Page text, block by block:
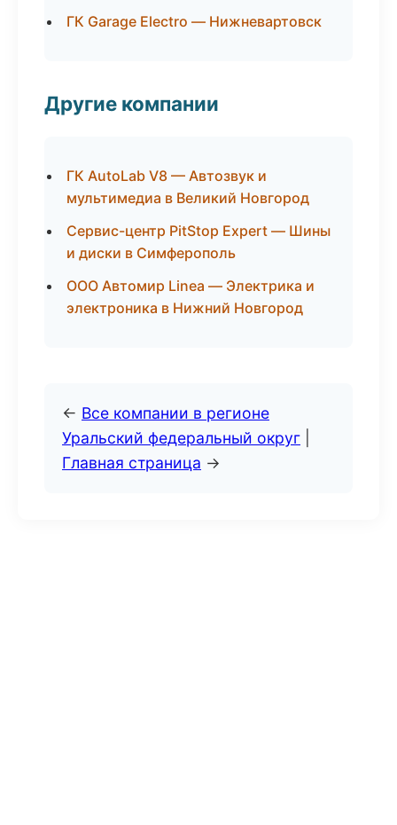
ГК Garage Electro — Нижневартовск
Другие компании
ГК AutoLab V8 — Автозвук и
мультимедиа в Великий Новгород
Сервис-центр PitStop Expert — Шины
и диски в Симферополь
ООО Автомир Linea — Электрика и
электроника в Нижний Новгород
← Все компании в регионе
Уральский федеральный округ
Главная страница →